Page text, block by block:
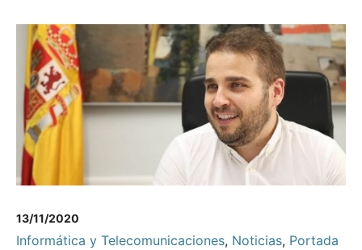
13/11/2020
Informática y Telecomunicaciones, Noticias, Portada